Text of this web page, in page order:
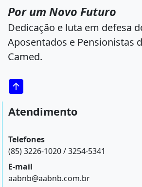
Por um Novo Futuro
Dedicação e luta em defesa
Aposentados e Pensionistas
Camed.
Atendimento
Telefones
(85) 3226-1020 / 3254-5341
E-mail
aabnb@aabnb.com.br